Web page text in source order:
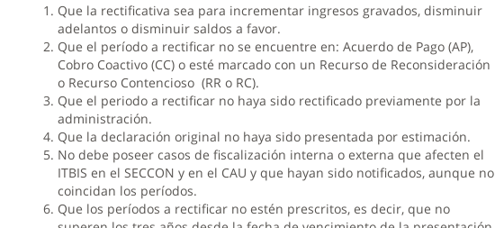
Que la rectificativa sea para incrementar ingresos gravados, disminuir
adelantos o disminuir saldos a favor.
Que el período a rectificar no se encuentre en: Acuerdo de Pago (AP),
Cobro Coactivo (CC) o esté marcado con un Recurso de Reconsideración
o Recurso Contencioso (RR o RC).
Que el periodo a rectificar no haya sido rectificado previamente por la
administración.
Que la declaración original no haya sido presentada por estimación.
No debe poseer casos de fiscalización interna o externa que afecten el
ITBIS en el SECCON y en el CAU y que hayan sido notificados, aunque no
coincidan los períodos.
Que los períodos a rectificar no estén prescritos, es decir, que no